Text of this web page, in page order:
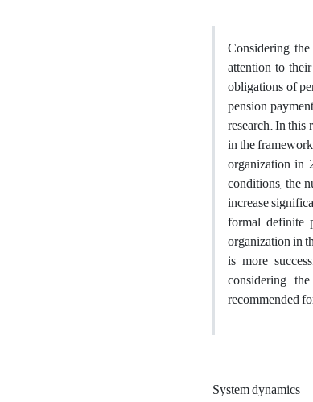
Considering
attention to
obligations of
pension
research. In this
in the
organization in
conditions, the
increase
formal definite
organization in
is more
considering
recommended
System dynamics